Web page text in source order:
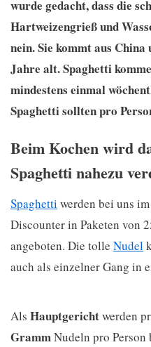
wurde gedacht, dass die
Hartweizengrieß und
nein. Sie kommt aus
Jahre alt. Spaghetti
mindestens einmal
Spaghetti sollten pro
Beim Kochen wird
Spaghetti nahezu
Spaghetti werden bei uns im
Discounter in Paketen von
angeboten. Die tolle Nudel
auch als einzelner Gang in
Als Hauptgerichtwerden
GrammNudeln pro Person